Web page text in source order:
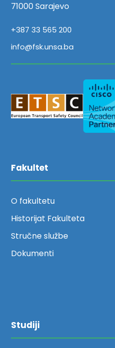
71000 Sarajevo
+387 33 565 200
info@fsk.unsa.ba
Fakultet
O fakultetu
Historijat Fakulteta
Stručne službe
Dokumenti
Studiji